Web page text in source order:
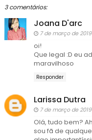
3 comentários:
Joana D'arc
7 de março de
oi!
Que legal :D eu
maravilhoso
Responder
Larissa Dutra
7 de março de
Olá, tudo bem?
sou fã de